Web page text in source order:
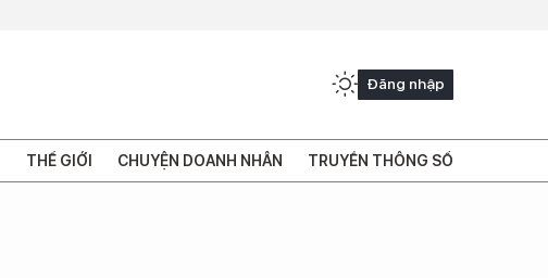
Đăng nhập
THẾ GIỚI CHUYỆN DOANH NHÂN TRUYỀN THÔNG SỐ